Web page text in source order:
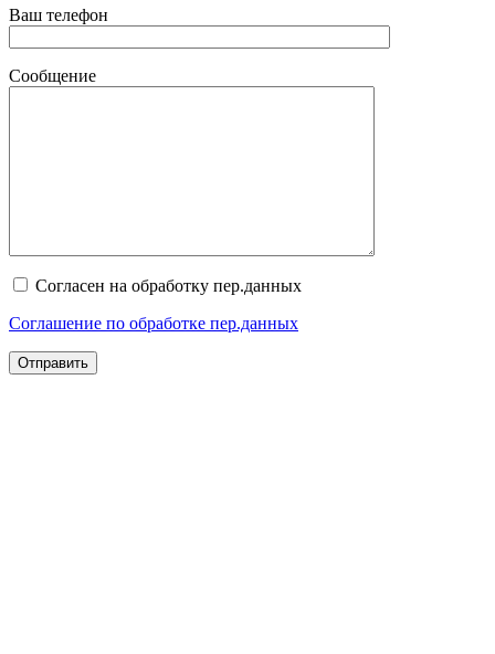
Ваш телефон
Сообщение
Согласен на обработку пер.данных
Соглашение по обработке пер.данных